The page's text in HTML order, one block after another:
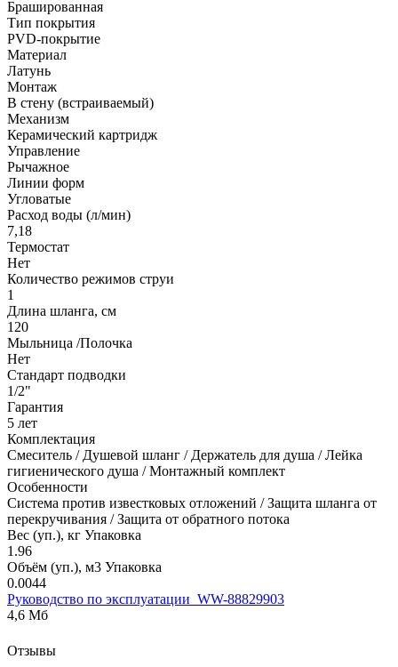
Брашированная
Тип покрытия
PVD-покрытие
Материал
Латунь
Монтаж
В стену (встраиваемый)
Механизм
Керамический картридж
Управление
Рычажное
Линии форм
Угловатые
Расход воды (л/мин)
7,18
Термостат
Нет
Количество режимов струи
1
Длина шланга, см
120
Мыльница /Полочка
Нет
Стандарт подводки
1/2"
Гарантия
5 лет
Комплектация
Смеситель / Душевой шланг / Держатель для душа / Лейка
гигиенического душа / Монтажный комплект
Особенности
Система против известковых отложений / Защита шланга от
перекручивания / Защита от обратного потока
Вес (уп.), кг Упаковка
1.96
Объём (уп.), м3 Упаковка
0.0044
Руководство по эксплуатации_WW-88829903
4,6 Мб
Отзывы